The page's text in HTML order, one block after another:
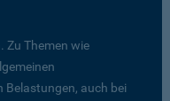
Zu Themen wie
Belastungen, auch bei